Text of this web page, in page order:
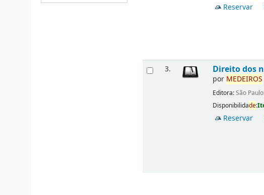
Reservar
3. Direito dos
por MEDEIROS
Editora:São
Disponibilidade:
Reservar